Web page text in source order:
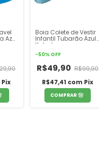
Azul
Pix
Boia Colete de Vestir
Infantil Tubarão Azul
Kababy
-50% OFF
R$49,90 R$99,90
R$47,41 com Pix